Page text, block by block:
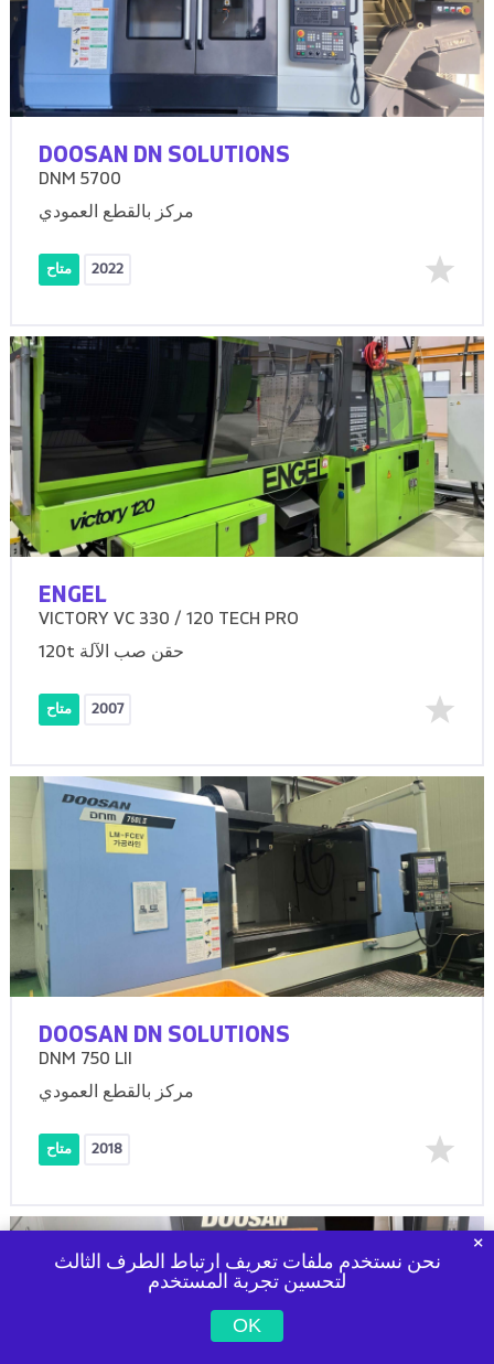
DOOSAN DN SOLUTIONS
DNM 5700
مركز بالقطع العمودي
متاح 2022
ENGEL
VICTORY VC 330 / 120 TECH PRO
120t حقن صب الآلة
متاح 2007
DOOSAN DN SOLUTIONS
DNM 750 LII
مركز بالقطع العمودي
متاح 2018
نحن نستخدم ملفات تعريف ارتباط الطرف الثالث
لتحسين تجربة المستخدم
OK